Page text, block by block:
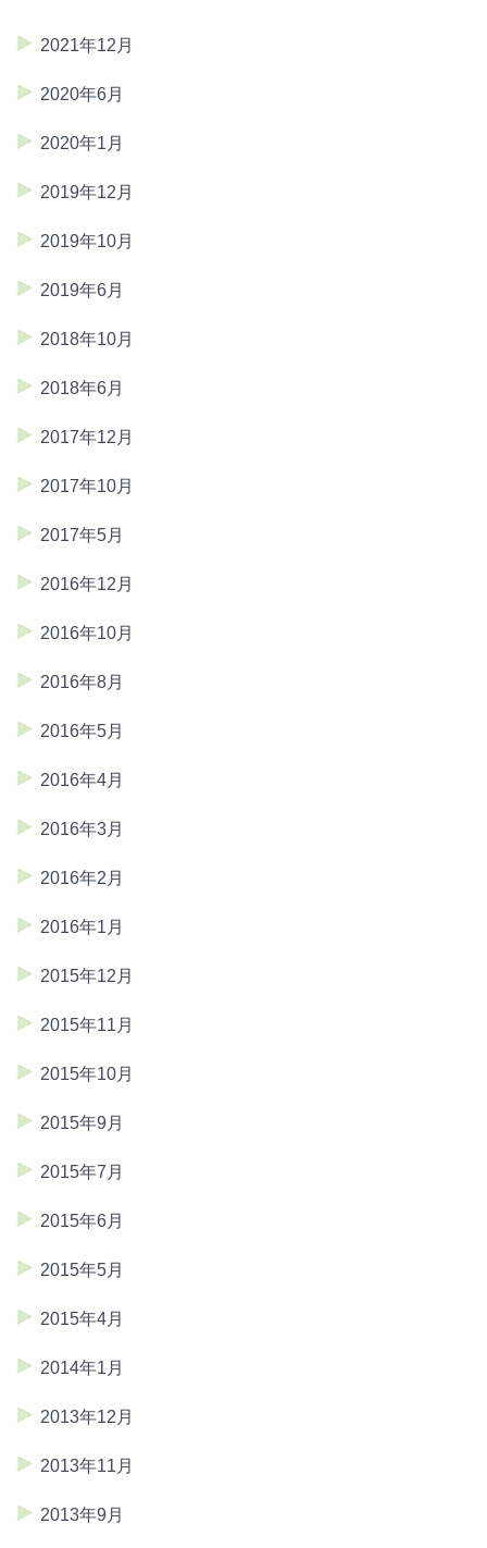
2021年12月
2020年6月
2020年1月
2019年12月
2019年10月
2019年6月
2018年10月
2018年6月
2017年12月
2017年10月
2017年5月
2016年12月
2016年10月
2016年8月
2016年5月
2016年4月
2016年3月
2016年2月
2016年1月
2015年12月
2015年11月
2015年10月
2015年9月
2015年7月
2015年6月
2015年5月
2015年4月
2014年1月
2013年12月
2013年11月
2013年9月